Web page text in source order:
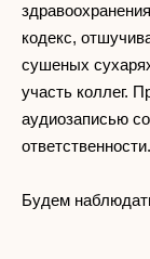
кодекс,
сушеных
участь коллег.
аудиозаписью
ответственности.
Будем